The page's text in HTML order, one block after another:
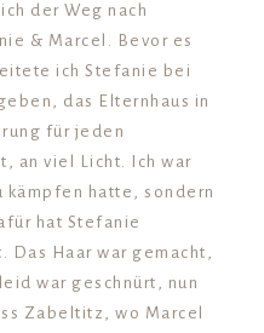
der Weg nach
& Marcel. Bevor es
ich Stefanie bei
das Elternhaus in
für jeden
an viel Licht. Ich war
kämpfen hatte, sondern
hat Stefanie
Haar war gemacht,
war geschnürt, nun
Zabeltitz, wo Marcel